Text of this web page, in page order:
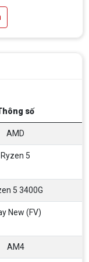
số
AMD
Ryzen 5
5 3400G
New (FV)
AM4